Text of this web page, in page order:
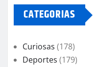
CATEGORIAS
Curiosas (178)
Deportes (179)